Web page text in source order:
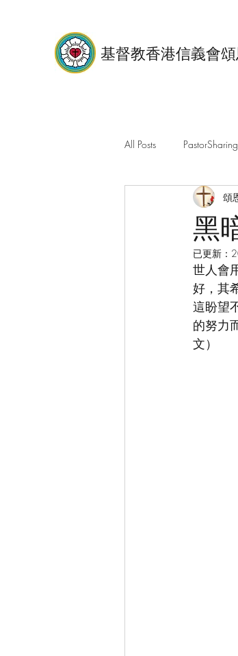
基督教香港信義會
All Posts PastorSharing
黑
頌
已更新：
世人會
好，其
這盼望
的努力
文）